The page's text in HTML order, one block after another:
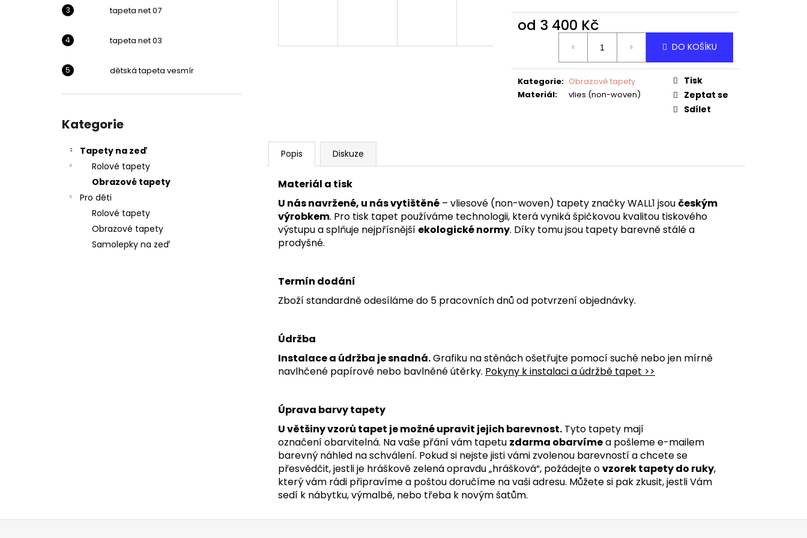
tapeta net 07
tapeta net 03
dětská tapeta vesmír
kategorie
Kategorie
Tapety na zeď
Rolové tapety
Obrazové tapety
Pro děti
Rolové tapety
Obrazové tapety
Samolepky na zeď
od 3 400 Kč
DO KOŠÍKU
Kategorie: Obrazové tapety
Materiál: vlies (non-woven)
Tisk
Zeptat se
Sdílet
Popis Diskuze
Materiál a tisk
U nás navržené, u nás vytištěné – vliesové (non-woven) tapety značky WALL1 jsou českým
výrobkem. Pro tisk tapet používáme technologii, která vyniká špičkovou kvalitou tiskového
výstupu a splňuje nejpřísnější ekologické normy. Díky tomu jsou tapety barevně stálé a
prodyšné.
Termín dodání
Zboží standardně odesíláme do 5 pracovních dnů od potvrzení objednávky.
Údržba
Instalace a údržba je snadná.Grafiku na stěnách ošetřujte pomocí suché nebo jen mírně
navlhčené papírové nebo bavlněné útěrky. Pokyny k instalaci a údržbě tapet >>
Úprava barvy tapety
U většiny vzorů tapet je možné upravit jejich barevnost. Tyto tapety mají
označení obarvitelná. Na vaše přání vám tapetu zdarma obarvímea pošleme e-mailem
barevný náhled na schválení. Pokud si nejste jisti vámi zvolenou barevností a chcete se
přesvědčit, jestli je hráškově zelená opravdu „hrášková“, požádejte ovzorek tapety do ruky,
který vám rádi připravíme a poštou doručíme na vaši adresu. Můžete si pak zkusit, jestli Vám
sedí k nábytku, výmalbě, nebo třeba k novým šatům.
Z